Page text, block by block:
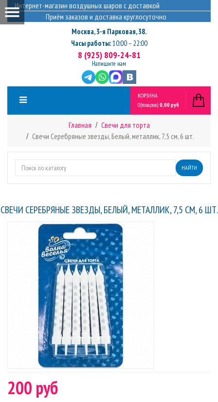
Интернет-магазин воздушных шаров с доставкой
Приём заказов и доставка круглосуточно
Москва,3-я Парковая, 38.
Часы работы:10:00 – 22:00
8 (925) 809-24-81
Напишите нам
КОРЗИНА
0(товаров) 0,00 руб
Главная
Свечи для торта
Свечи Серебряные звезды, Белый, металлик, 7,5 см, 6 шт.
НАЙТИ
СВЕЧИ СЕРЕБРЯНЫЕ ЗВЕЗДЫ, БЕЛЫЙ, МЕТАЛЛИК, 7,5 СМ, 6 ШТ.
200 руб